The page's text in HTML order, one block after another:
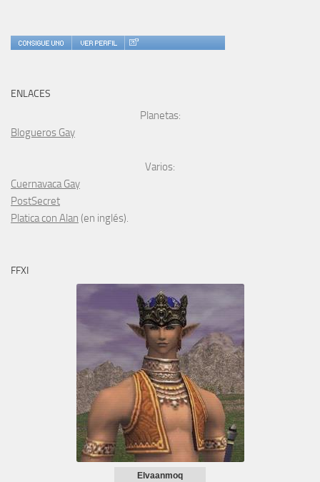
ENLACES
Planetas:
Blogueros Gay
Varios:
Cuernavaca Gay
PostSecret
Platica con Alan (en inglés).
FFXI
Elvaanmoq